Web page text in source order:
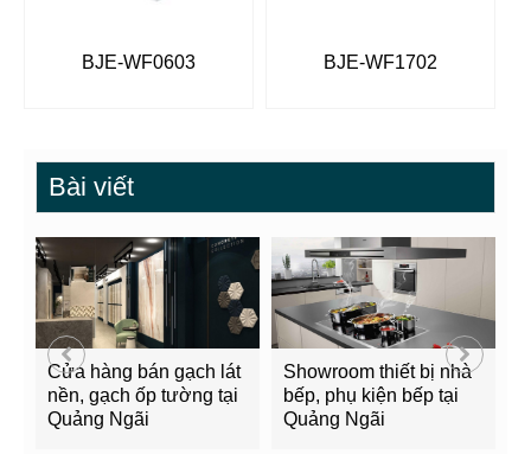
BJE-WF0603 BJE-WF1702
Bài viết
Cửa hàng bán gạch lát
nền, gạch ốp tường tại
Quảng Ngãi
Showroom thiết bị nhà
bếp, phụ kiện bếp tại
Quảng Ngãi